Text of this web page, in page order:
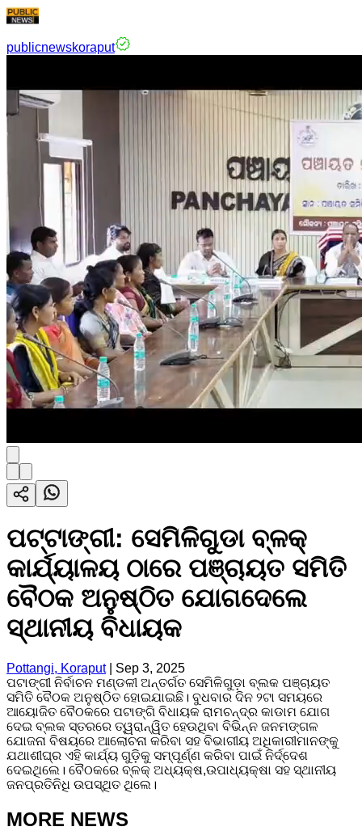
publicnewskoraput
ପଟ୍ଟାଙ୍ଗୀ: ସେମିଳିଗୁଡା ବ୍ଳକ୍
କାର୍ଯ୍ୟାଳୟ ଠାରେ ପଞ୍ଚାୟତ ସମିତି
ବୈଠକ ଅନୁଷ୍ଠିତ ଯୋଗଦେଲେ
ସ୍ଥାନୀୟ ବିଧାୟକ
Pottangi, Koraput| Sep 3, 2025
ପଟାଙ୍ଗୀ ନିର୍ବାଚନ ମଣ୍ଡଳୀ ଅନ୍ତର୍ଗତ ସେମିଳିଗୁଡ଼ା ବ୍ଲକ ପଞ୍ଚାୟତ
ସମିତି ବୈଠକ ଅନୁଷ୍ଠିତ ହୋଇଯାଇଛି। ବୁଧବାର ଦିନ ୨ଟା ସମୟରେ
ଆୟୋଜିତ ବୈଠକରେ ପଟାଙ୍ଗି ବିଧାୟକ ରାମଚନ୍ଦ୍ର କାଡାମ ଯୋଗ
ଦେଇ ବ୍ଲକ ସ୍ତରରେ ତ୍ୱରାନ୍ୱିତ ହେଉଥିବା ବିଭିନ୍ନ ଜନମଙ୍ଗଳ
ଯୋଜନା ବିଷୟରେ ଆଲୋଚନା କରିବା ସହ ବିଭାଗୀୟ ଅଧିକାରୀମାନଙ୍କୁ
ଯଥାଶୀଘ୍ର ଏହି କାର୍ଯ୍ୟ ଗୁଡ଼ିକୁ ସମ୍ପୂର୍ଣ୍ଣ କରିବା ପାଇଁ ନିର୍ଦ୍ଦେଶ
ଦେଇଥିଲେ। ବୈଠକରେ ବ୍ଳକ୍ ଅଧ୍ୟକ୍ଷ,ଉପାଧ୍ୟକ୍ଷା ସହ ସ୍ଥାନୀୟ
ଜନପ୍ରତିନିଧି ଉପସ୍ଥିତ ଥିଲେ।
MORE NEWS